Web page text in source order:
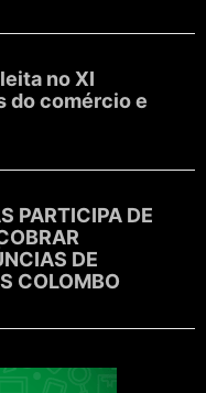
no XI
do comércio e
PARTICIPA DE
DE
COLOMBO